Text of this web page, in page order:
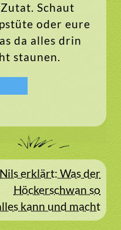
Schaut
oder eure
da alles drin
staunen.
Nils erklärt: Was der
Höckerschwan so
kann und macht